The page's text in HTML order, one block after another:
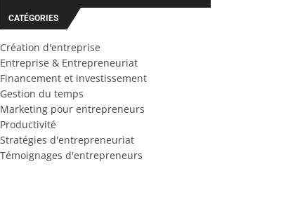
CATÉGORIES
Création d'entreprise
Entreprise & Entrepreneuriat
Financement et investissement
Gestion du temps
Marketing pour entrepreneurs
Productivité
Stratégies d'entrepreneuriat
Témoignages d'entrepreneurs